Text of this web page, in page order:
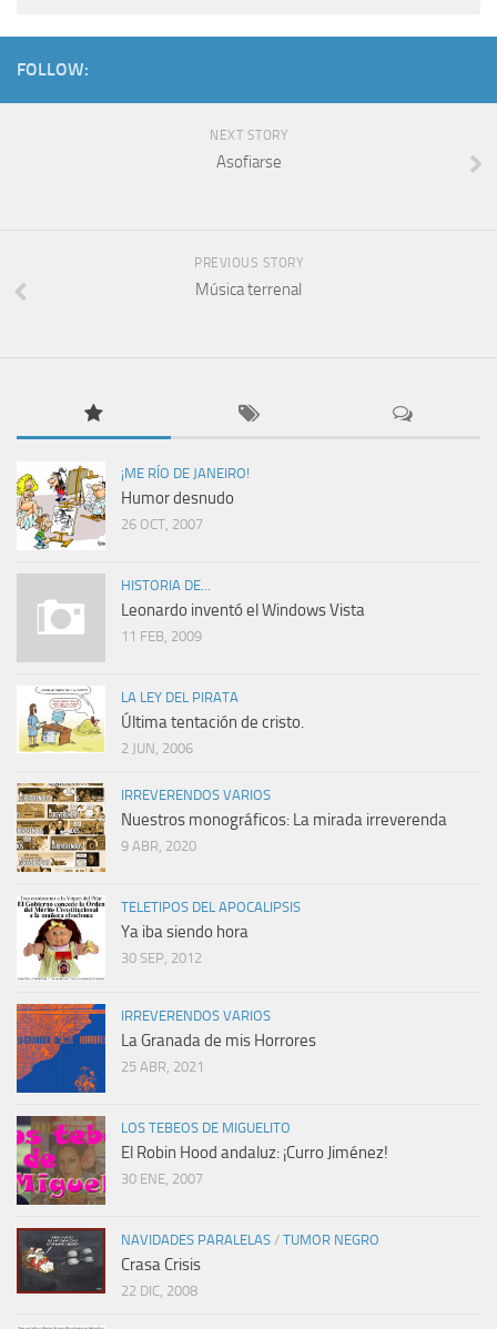
FOLLOW:
NEXT STORY
Asofiarse
PREVIOUS STORY
Música terrenal
¡ME RÍO DE JANEIRO!
Humor desnudo
26 OCT, 2007
HISTORIA DE...
Leonardo inventó el Windows Vista
11 FEB, 2009
LA LEY DEL PIRATA
Última tentación de cristo.
2 JUN, 2006
IRREVERENDOS VARIOS
Nuestros monográficos: La mirada irreverenda
9 ABR, 2020
TELETIPOS DEL APOCALIPSIS
Ya iba siendo hora
30 SEP, 2012
IRREVERENDOS VARIOS
La Granada de mis Horrores
25 ABR, 2021
LOS TEBEOS DE MIGUELITO
El Robin Hood andaluz: ¡Curro Jiménez!
30 ENE, 2007
NAVIDADES PARALELAS / TUMOR NEGRO
Crasa Crisis
22 DIC, 2008